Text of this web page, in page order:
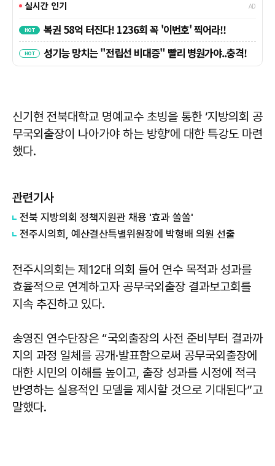
신기현 전북대학교 명예교수 초빙을 통한 ‘지방의회 공
무국외출장이 나아가야 하는 방향’에 대한 특강도 마련
했다.
관련기사
전북 지방의회 정책지원관 채용 '효과 쏠쏠'
전주시의회, 예산결산특별위원장에 박형배 의원 선출
전주시의회는 제12대 의회 들어 연수 목적과 성과를
효율적으로 연계하고자 공무국외출장 결과보고회를
지속 추진하고 있다.
송영진 연수단장은 “국외출장의 사전 준비부터 결과까
지의 과정 일체를 공개·발표함으로써 공무국외출장에
대한 시민의 이해를 높이고, 출장 성과를 시정에 적극
반영하는 실용적인 모델을 제시할 것으로 기대된다”고
말했다.